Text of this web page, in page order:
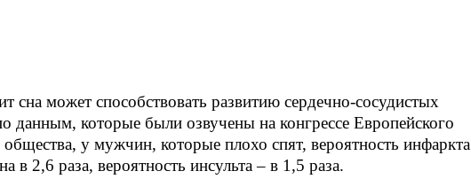
сна может способствовать развитию сердечно-сосудистых
данным, которые были озвучены на конгрессе Европейского
общества, у мужчин, которые плохо спят, вероятность инфаркта
в 2,6 раза, вероятность инсульта – в 1,5 раза.